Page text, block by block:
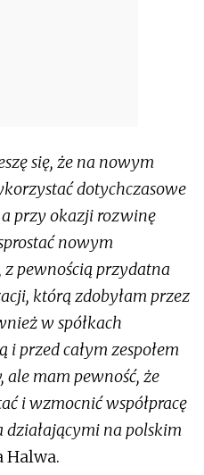
się, że na nowym
dotychczasowe
przy okazji rozwinę
nowym
pewnością przydatna
którą zdobyłam przez
w spółkach
przed całym zespołem
mam pewność, że
i wzmocnić współpracę
działającymi na polskim
Halwa.